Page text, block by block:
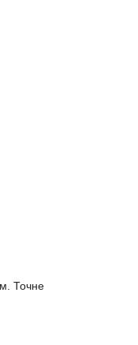
Точне